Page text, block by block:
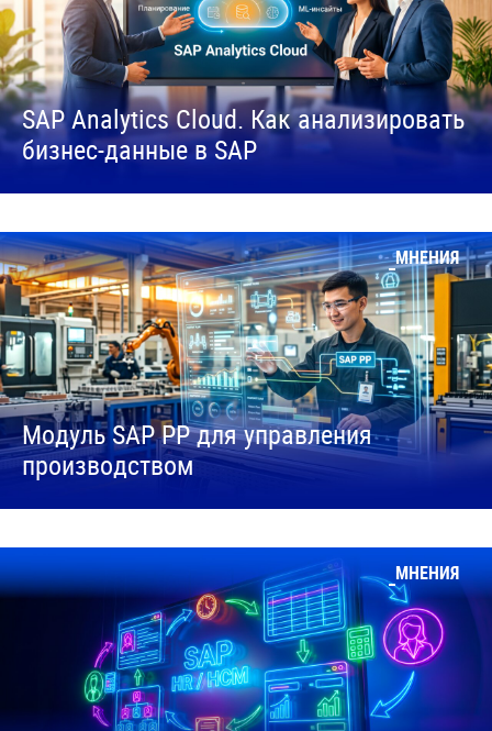
SAP Analytics Cloud. Как анализировать
бизнес-данные в SAP
МНЕНИЯ
Модуль SAP PP для управления
производством
МНЕНИЯ